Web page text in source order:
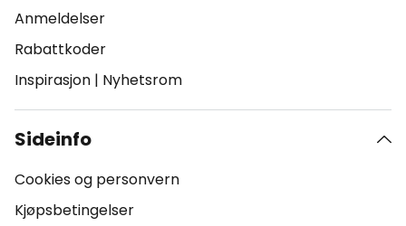
Anmeldelser
Rabattkoder
Inspirasjon | Nyhetsrom
Sideinfo
Cookies og personvern
Kjøpsbetingelser